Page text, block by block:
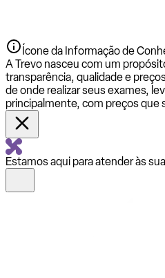
Ícone da Informação de
A Trevo nasceu com um
transparência, qualidade e
de onde realizar seus exames,
principalmente, com preços que
Estamos aqui para atender às